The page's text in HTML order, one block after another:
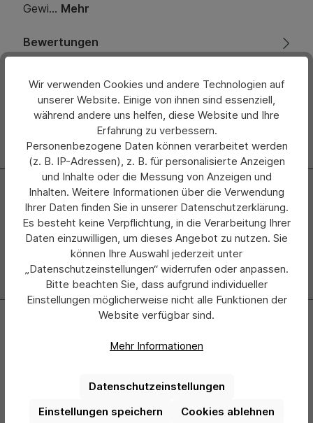
Gewi… Mehr
Bewertungen
Newsletter
Abonnieren Sie jetzt einfach unseren regelmäßig
erscheinenden Newsletter und Sie werden stets als Erster
über neue Produkte und Angebote informiert.
Zur Newsletter Anmeldung
+49 (0) 2261-7099 14
Öffnungszeiten
Wir verwenden Cookies und andere Technologien auf
unserer Website. Einige von ihnen sind essenziell,
während andere uns helfen, diese Website und Ihre
Erfahrung zu verbessern.
Personenbezogene Daten können verarbeitet werden
(z. B. IP-Adressen), z. B. für personalisierte Anzeigen
und Inhalte oder die Messung von Anzeigen und
Inhalten. Weitere Informationen über die Verwendung
Ihrer Daten finden Sie in unserer Datenschutzerklärung.
Es besteht keine Verpflichtung, in die Verarbeitung Ihrer
Daten einzuwilligen, um dieses Angebot zu nutzen. Sie
können Ihre Auswahl jederzeit unter
„Datenschutzeinstellungen“ widerrufen oder anpassen.
Bitte beachten Sie, dass aufgrund individueller
Einstellungen möglicherweise nicht alle Funktionen der
Website verfügbar sind.
Mehr Informationen
Datenschutzeinstellungen
Cookies ablehnen
Einstellungen speichern